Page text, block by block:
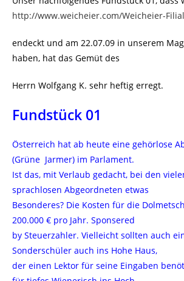
http://www.weicheier.com/Weicheier-
endeckt und am 22.07.09 in unserem
haben, hat das Gemüt des
Herrn Wolfgang K. sehr heftig erregt.
Fundstück 01
Österreich hat ab heute eine gehörlose
(Grüne Jarmer) im Parlament.
Ist das, mit Verlaub gedacht, bei den
sprachlosen Abgeordneten etwas
Besonderes? Die Kosten für die
200.000 € pro Jahr. Sponsered
by Steuerzahler. Vielleicht sollten auch
Sonderschüler auch ins Hohe Haus,
der einen Lektor für seine Eingaben